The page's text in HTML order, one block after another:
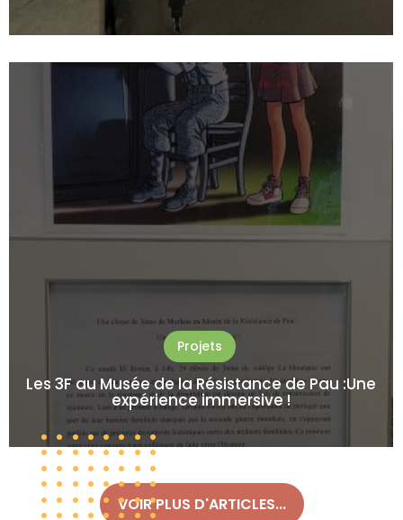
Projets
Les 3F au Musée de la Résistance de Pau :Une
expérience immersive !
VOIR PLUS D'ARTICLES...